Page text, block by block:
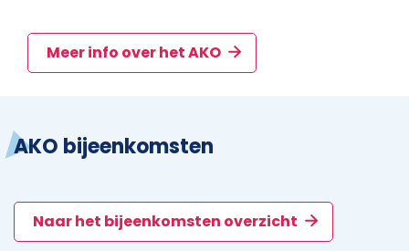
Meer info over het AKO
AKO bijeenkomsten
Naar het bijeenkomsten overzicht